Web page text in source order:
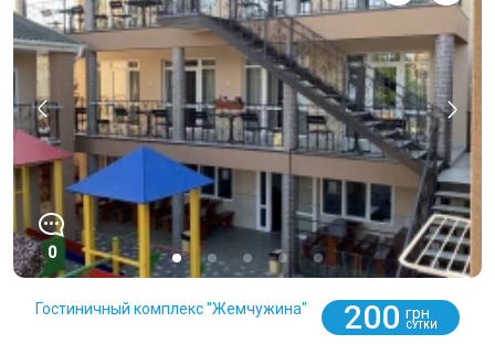
0
Гостиничный комплекс "Жемчужина" 200 грн
СУТКИ